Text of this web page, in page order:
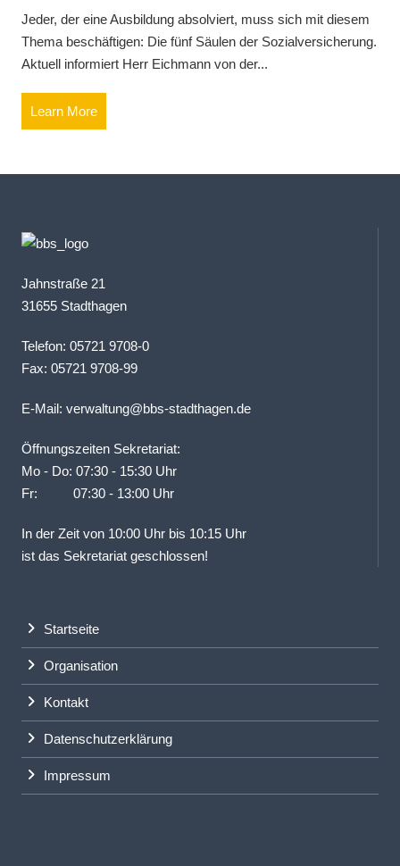
Jeder, der eine Ausbildung absolviert, muss sich mit diesem
Thema beschäftigen: Die fünf Säulen der Sozialversicherung.
Aktuell informiert Herr Eichmann von der...
Learn More
Jahnstraße 21
31655 Stadthagen
Telefon: 05721 9708-0
Fax: 05721 9708-99
E-Mail: verwaltung@bbs-stadthagen.de
Öffnungszeiten Sekretariat:
Mo - Do: 07:30 - 15:30 Uhr
Fr: 07:30 - 13:00 Uhr
In der Zeit von 10:00 Uhr bis 10:15 Uhr
ist das Sekretariat geschlossen!
Startseite
Organisation
Kontakt
Datenschutzerklärung
Impressum